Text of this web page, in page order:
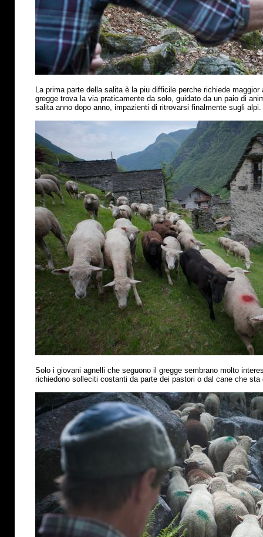
La prima parte della salita è la piu difficile perche richiede
gregge trova la via praticamente da solo, guidato da un paio di
salita anno dopo anno, impazienti di ritrovarsi finalmente sugli alpi.
Solo i giovani agnelli che seguono il gregge sembrano molto
richiedono solleciti costanti da parte dei pastori o dal cane che sta